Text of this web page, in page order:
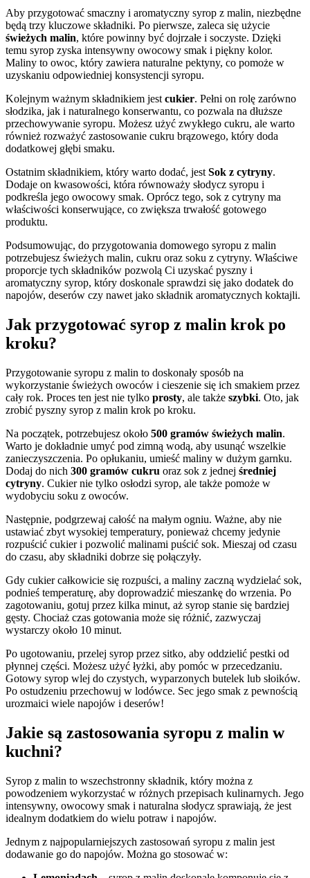
Aby przygotować smaczny i aromatyczny syrop z malin, niezbędne
będą trzy kluczowe składniki. Po pierwsze, zaleca się użycie
świeżych malin, które powinny być dojrzałe i soczyste. Dzięki
temu syrop zyska intensywny owocowy smak i piękny kolor.
Maliny to owoc, który zawiera naturalne pektyny, co pomoże w
uzyskaniu odpowiedniej konsystencji syropu.
Kolejnym ważnym składnikiem jest cukier. Pełni on rolę zarówno
słodzika, jak i naturalnego konserwantu, co pozwala na dłuższe
przechowywanie syropu. Możesz użyć zwykłego cukru, ale warto
również rozważyć zastosowanie cukru brązowego, który doda
dodatkowej głębi smaku.
Ostatnim składnikiem, który warto dodać, jest Sok z cytryny.
Dodaje on kwasowości, która równoważy słodycz syropu i
podkreśla jego owocowy smak. Oprócz tego, sok z cytryny ma
właściwości konserwujące, co zwiększa trwałość gotowego
produktu.
Podsumowując, do przygotowania domowego syropu z malin
potrzebujesz świeżych malin, cukru oraz soku z cytryny. Właściwe
proporcje tych składników pozwolą Ci uzyskać pyszny i
aromatyczny syrop, który doskonale sprawdzi się jako dodatek do
napojów, deserów czy nawet jako składnik aromatycznych koktajli.
Jak przygotować syrop z malin krok po
kroku?
Przygotowanie syropu z malin to doskonały sposób na
wykorzystanie świeżych owoców i cieszenie się ich smakiem przez
cały rok. Proces ten jest nie tylko prosty, ale także szybki. Oto, jak
zrobić pyszny syrop z malin krok po kroku.
Na początek, potrzebujesz około 500 gramów świeżych malin.
Warto je dokładnie umyć pod zimną wodą, aby usunąć wszelkie
zanieczyszczenia. Po opłukaniu, umieść maliny w dużym garnku.
Dodaj do nich 300 gramów cukru oraz sok z jednej średniej
cytryny. Cukier nie tylko osłodzi syrop, ale także pomoże w
wydobyciu soku z owoców.
Następnie, podgrzewaj całość na małym ogniu. Ważne, aby nie
ustawiać zbyt wysokiej temperatury, ponieważ chcemy jedynie
rozpuścić cukier i pozwolić malinami puścić sok. Mieszaj od czasu
do czasu, aby składniki dobrze się połączyły.
Gdy cukier całkowicie się rozpuści, a maliny zaczną wydzielać sok,
podnieś temperaturę, aby doprowadzić mieszankę do wrzenia. Po
zagotowaniu, gotuj przez kilka minut, aż syrop stanie się bardziej
gęsty. Chociaż czas gotowania może się różnić, zazwyczaj
wystarczy około 10 minut.
Po ugotowaniu, przelej syrop przez sitko, aby oddzielić pestki od
płynnej części. Możesz użyć łyżki, aby pomóc w przecedzaniu.
Gotowy syrop wlej do czystych, wyparzonych butelek lub słoików.
Po ostudzeniu przechowuj w lodówce. Sec jego smak z pewnością
urozmaici wiele napojów i deserów!
Jakie są zastosowania syropu z malin w
kuchni?
Syrop z malin to wszechstronny składnik, który można z
powodzeniem wykorzystać w różnych przepisach kulinarnych. Jego
intensywny, owocowy smak i naturalna słodycz sprawiają, że jest
idealnym dodatkiem do wielu potraw i napojów.
Jednym z najpopularniejszych zastosowań syropu z malin jest
dodawanie go do napojów. Można go stosować w: